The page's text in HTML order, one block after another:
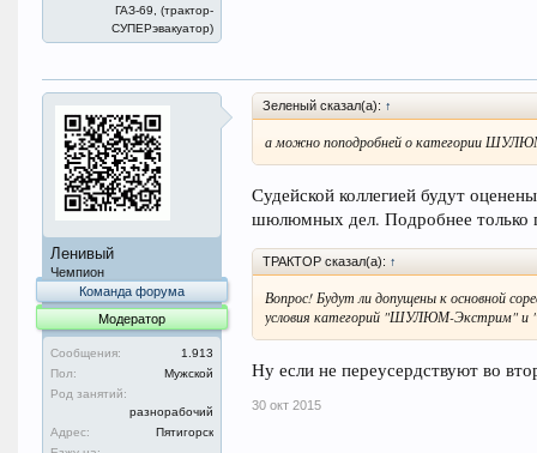
ГАЗ-69, (трактор-
СУПЕРэвакуатор)
Ленивый
Чемпион
Команда форума
Модератор
Сообщения:
1.913
Пол:
Мужской
Род занятий:
разнорабочий
Адрес:
Пятигорск
Зеленый сказал(а): ↑
а можно поподробней о категории
Судейской коллегией будут
шюлюмных дел. Подробнее только
ТРАКТОР сказал(а): ↑
Вопрос! Будут ли допущены к основной
условия категорий "ШУЛЮМ-Экстрим" и
Ну если не переусердствуют во
30 окт 2015